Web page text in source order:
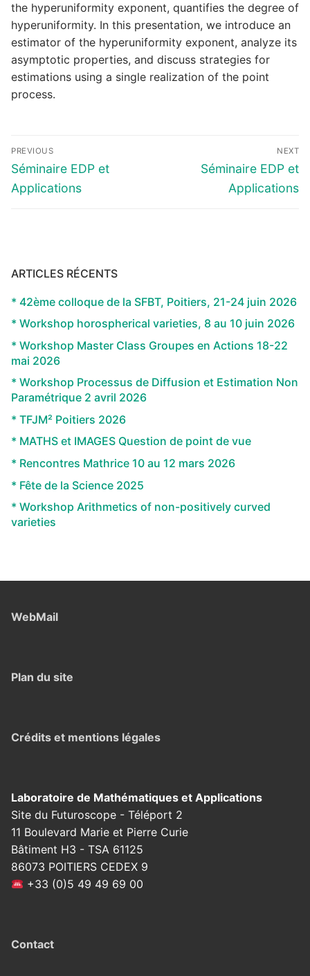
the hyperuniformity exponent, quantifies the degree of
hyperuniformity. In this presentation, we introduce an
estimator of the hyperuniformity exponent, analyze its
asymptotic properties, and discuss strategies for
estimations using a single realization of the point
process.
Navigation
de
l’article
PREVIOUS
Previous
post:
Séminaire EDP et
Applications
NEXT
Next
Séminaire EDP et
Applications
ARTICLES RÉCENTS
* 42ème colloque de la SFBT, Poitiers, 21-24 juin 2026
* Workshop horospherical varieties, 8 au 10 juin 2026
* Workshop Master Class Groupes en Actions 18-22
mai 2026
* Workshop Processus de Diffusion et Estimation Non
Paramétrique 2 avril 2026
* TFJM² Poitiers 2026
* MATHS et IMAGES Question de point de vue
* Rencontres Mathrice 10 au 12 mars 2026
* Fête de la Science 2025
* Workshop Arithmetics of non-positively curved
varieties
WebMail
Plan du site
Crédits et mentions légales
Laboratoire de Mathématiques et Applications
Site du Futuroscope - Téléport 2
11 Boulevard Marie et Pierre Curie
Bâtiment H3 - TSA 61125
86073 POITIERS CEDEX 9
+33 (0)5 49 49 69 00
Contact